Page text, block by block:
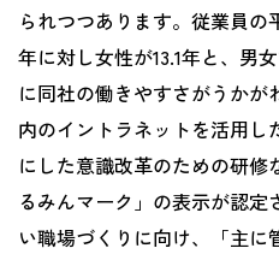
られつつあります。従業員の
年に対し女性が13.1年と、男
に同社の働きやすさがうかが
内のイントラネットを活用
にした意識改革のための研修
るみんマーク」の表示が認
い職場づくりに向け、「主